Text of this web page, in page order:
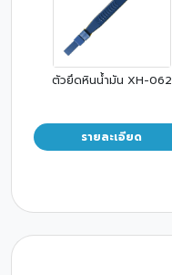
ตัวยึดหินน้ำมัน XH-062
รายละเอียด